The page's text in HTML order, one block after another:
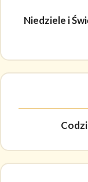
Niedziele i